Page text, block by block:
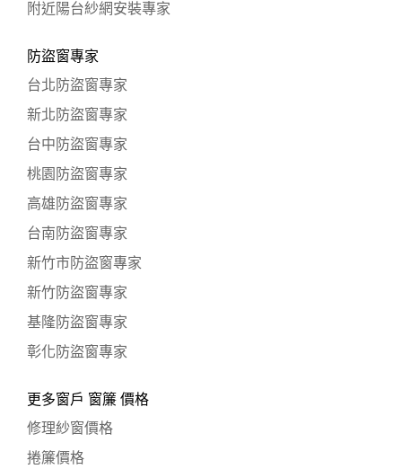
附近陽台紗網安裝專家
防盜窗專家
台北防盜窗專家
新北防盜窗專家
台中防盜窗專家
桃園防盜窗專家
高雄防盜窗專家
台南防盜窗專家
新竹市防盜窗專家
新竹防盜窗專家
基隆防盜窗專家
彰化防盜窗專家
更多窗戶 窗簾 價格
修理紗窗價格
捲簾價格